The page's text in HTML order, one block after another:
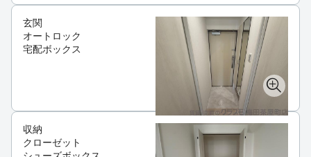
玄関
オートロック
宅配ボックス
収納
クローゼット